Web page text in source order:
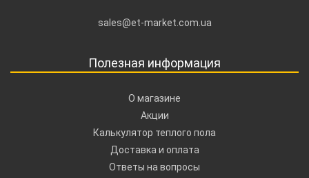
sales@et-market.com.ua
Полезная информация
О магазине
Акции
Калькулятор теплого пола
Доставка и оплата
Ответы на вопросы